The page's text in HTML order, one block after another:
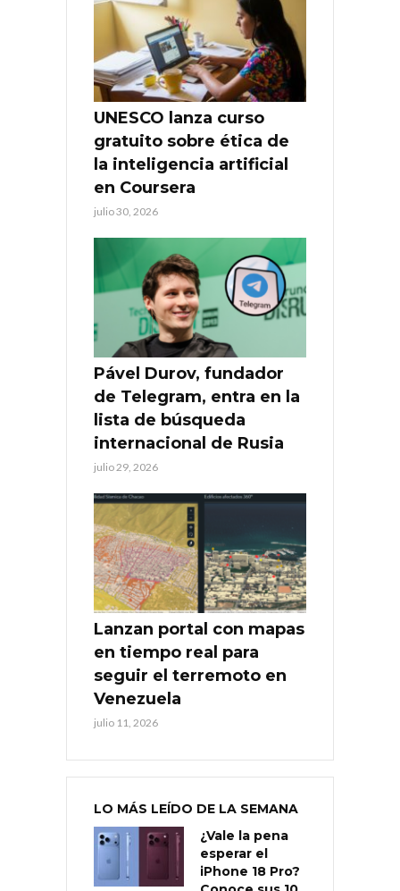
UNESCO lanza curso
gratuito sobre ética de
la inteligencia artificial
en Coursera
julio 30, 2026
Pável Durov, fundador
de Telegram, entra en la
lista de búsqueda
internacional de Rusia
julio 29, 2026
Lanzan portal con mapas
en tiempo real para
seguir el terremoto en
Venezuela
julio 11, 2026
LO MÁS LEÍDO DE LA SEMANA
¿Vale la pena
esperar el
iPhone 18 Pro?